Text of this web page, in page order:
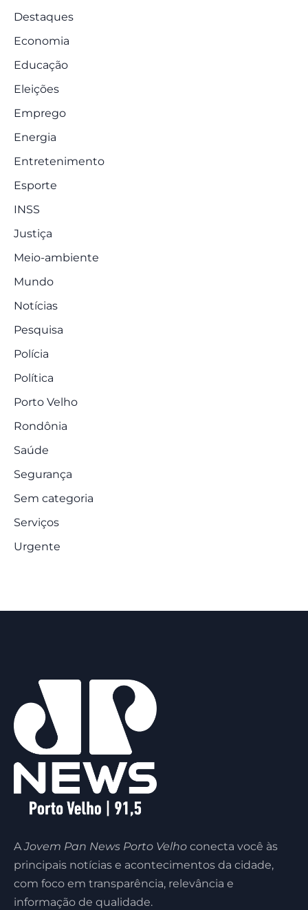
Destaques
Economia
Educação
Eleições
Emprego
Energia
Entretenimento
Esporte
INSS
Justiça
Meio-ambiente
Mundo
Notícias
Pesquisa
Polícia
Política
Porto Velho
Rondônia
Saúde
Segurança
Sem categoria
Serviços
Urgente
AJovem Pan News Porto Velho conecta você às
principais notícias e acontecimentos da cidade,
com foco em transparência, relevância e
informação de qualidade.